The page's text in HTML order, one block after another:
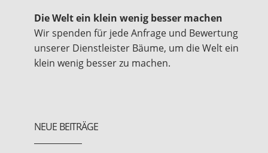
Die Welt ein klein wenig besser machen
Wir spenden für jede Anfrage und Bewertung
unserer Dienstleister Bäume, um die Welt ein
klein wenig besser zu machen.
NEUE BEITRÄGE